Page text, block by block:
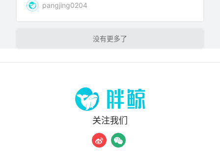
52TOYS、红果电商等最新动态
pangjing0204
加载更多
关注我们